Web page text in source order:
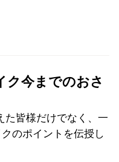
ク今までのおさ
た皆様だけでなく、一
のポイントを伝授し